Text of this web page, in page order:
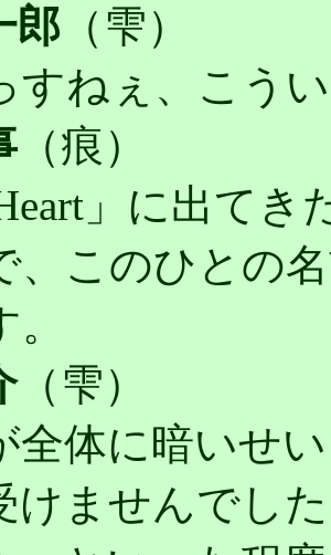
郎 （雫）
すねぇ、こう
（痕）
Heart」に出て
、このひとの
（雫）
全体に暗いせ
けませんでし